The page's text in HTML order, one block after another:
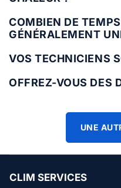
COMBIEN DE
GÉNÉRALEMENT
VOS TECHNICIENS
OFFREZ-VOUS DES
UNE
CLIM SERVICES